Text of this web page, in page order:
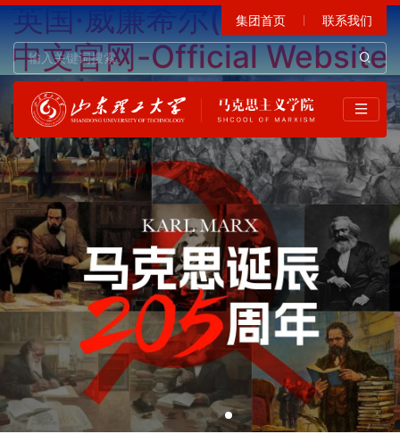
英国·威廉希尔(WilliamHill)
中文官网-Official Website
集团首页 联系我们